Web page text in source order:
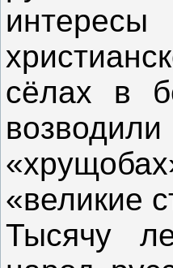
сёлах в
«великие
Тысячу